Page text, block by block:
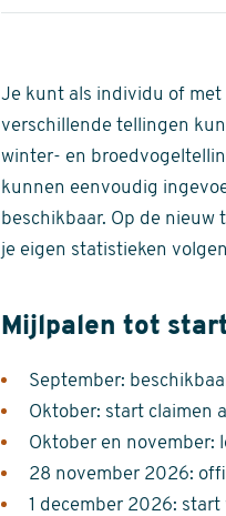
Je kunt als individu of met
verschillende tellingen
winter- en
kunnen eenvoudig
beschikbaar. Op de
je eigen statistieken
Mijlpalen tot
September:
Oktober: start claimen
Oktober en november:
28 november 2026:
1 december 2026: start